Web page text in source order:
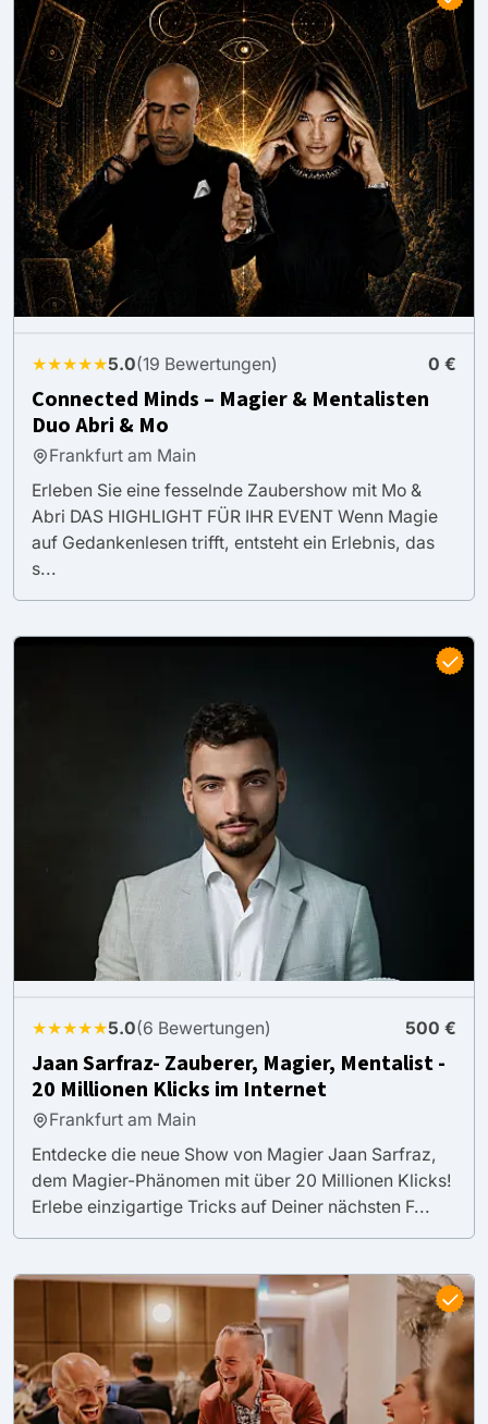
★★★★★5.0(19 Bewertungen) 0 €
Connected Minds – Magier & Mentalisten
Duo Abri & Mo
Frankfurt am Main
Erleben Sie eine fesselnde Zaubershow mit Mo &
Abri DAS HIGHLIGHT FÜR IHR EVENT Wenn Magie
auf Gedankenlesen trifft, entsteht ein Erlebnis, das
s...
★★★★★5.0(6 Bewertungen) 500 €
Jaan Sarfraz- Zauberer, Magier, Mentalist -
20 Millionen Klicks im Internet
Frankfurt am Main
Entdecke die neue Show von Magier Jaan Sarfraz,
dem Magier-Phänomen mit über 20 Millionen Klicks!
Erlebe einzigartige Tricks auf Deiner nächsten F...